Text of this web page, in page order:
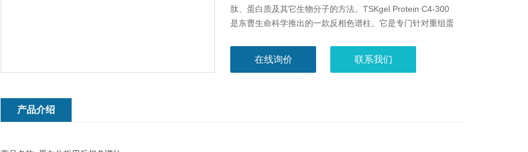
肽、蛋白质及其它生物分子的方法。TSKgel Protein C4-300
是东曹生命科学推出的一款反相色谱柱。它是专门针对重组蛋
蛋白质的理想选择。TSKgel TMS-250 色谱柱是RPC法分析分
在线询价 联系我们
产品介绍